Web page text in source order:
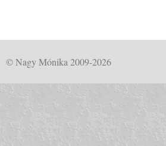
© Nagy Mónika 2009-2026